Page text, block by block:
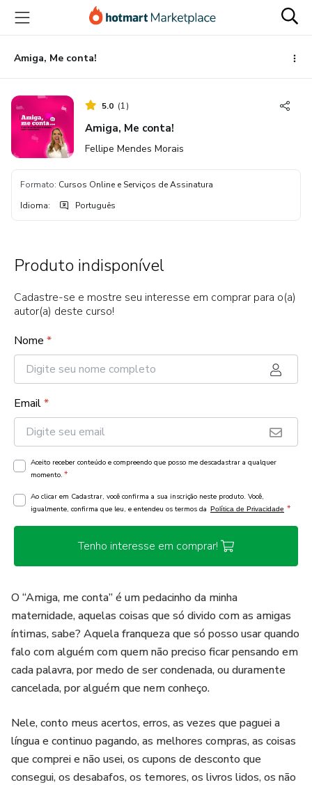
para
conteúdo
principal
para
pagamento
para
rodapé
Amiga, Me conta!
5.0 (1)
Amiga, Me conta!
Fellipe Mendes Morais
Formato: Cursos Online e Serviços de Assinatura
Idioma: Português
Produto indisponível
Cadastre-se e mostre seu interesse em comprar para o(a)
autor(a) deste curso!
Nome *
Email*
Aceito receber conteúdo e compreendo que posso me descadastrar a qualquer
momento. *
Ao clicar em Cadastrar, você confirma a sua inscrição neste produto. Você,
igualmente, confirma que leu, e entendeu os termos da Política de Privacidade *
Tenho interesse em comprar!
O “Amiga, me conta” é um pedacinho da minha
maternidade, aquelas coisas que só divido com as amigas
íntimas, sabe? Aquela franqueza que só posso usar quando
falo com alguém com quem não preciso ficar pensando em
cada palavra, por medo de ser condenada, ou duramente
cancelada, por alguém que nem conheço.
Nele, conto meus acertos, erros, as vezes que paguei a
língua e continuo pagando, as melhores compras, as coisas
que comprei e não usei, os cupons de desconto que
consegui, os desabafos, os temores, os livros lidos, os não